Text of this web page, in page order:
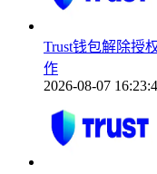
Trust钱包解除授
作
2026-08-07